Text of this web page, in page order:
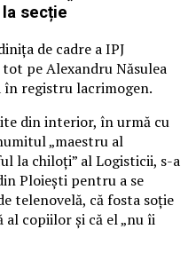
secție
de cadre a IPJ
pe Alexandru Năsulea
registru lacrimogen.
din interior, în urmă cu
„maestru al
la chiloți” al Logisticii, s-a
Ploiești pentru a se
telenovelă, că fosta soție
copiilor și că el „nu îi